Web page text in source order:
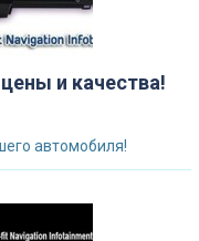
и качества!
автомобиля!